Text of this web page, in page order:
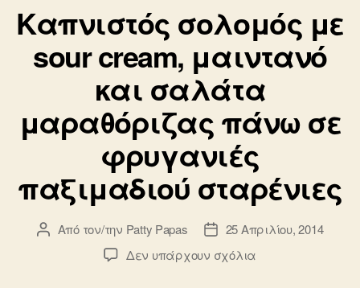
Καπνιστός σολομός με
sour cream, μαιντανό
και σαλάτα
μαραθόριζας πάνω σε
φρυγανιές
παξιμαδιού σταρένιες
Συντάκτης
Από τον/την Patty Papas
Ημ.
δημοσίευσης
25 Απριλίου, 2014
Δεν υπάρχουν σχόλια